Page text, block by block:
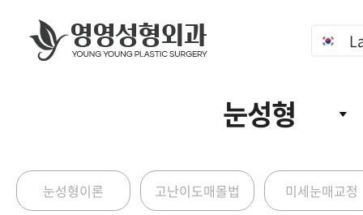
눈성형
눈성형이론 고난이도매몰법 미세눈매교정